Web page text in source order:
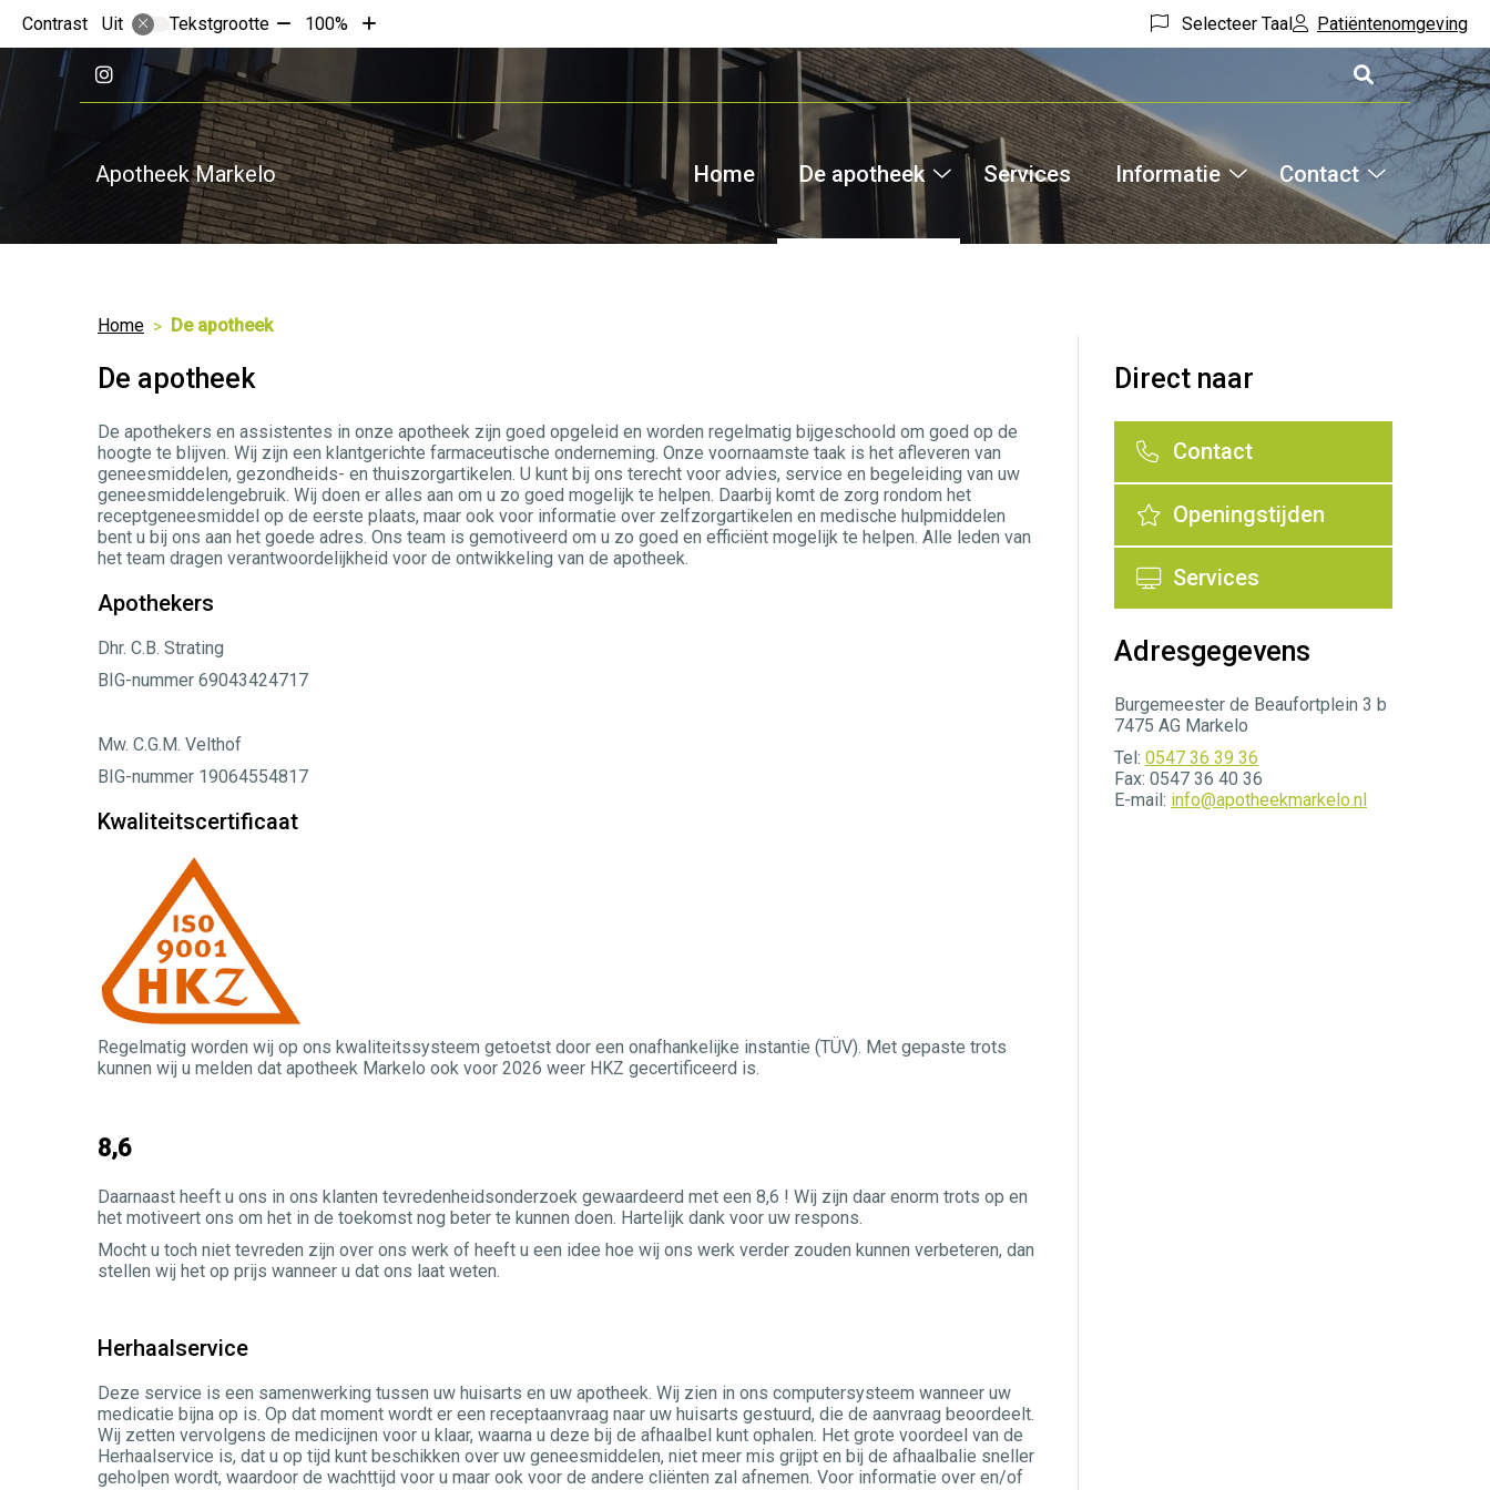
Contrast Uit Tekstgrootte Tekst
verkleinen
met
10%
100%
Tekst
vergroten
Selecteer Taal Patiëntenomgeving
Bezoek
onze
Instagram
Home De apotheek
De
apotheek
Services Informatie
Informatie
submenu
Contact
Contact
submenu
Apotheek Markelo
Home De apotheek
De apotheek
De apothekers en assistentes in onze apotheek zijn goed opgeleid en worden regelmatig bijgeschoold om goed op de
hoogte te blijven. Wij zijn een klantgerichte farmaceutische onderneming. Onze voornaamste taak is het afleveren van
geneesmiddelen, gezondheids- en thuiszorgartikelen. U kunt bij ons terecht voor advies, service en begeleiding van uw
geneesmiddelengebruik. Wij doen er alles aan om u zo goed mogelijk te helpen. Daarbij komt de zorg rondom het
receptgeneesmiddel op de eerste plaats, maar ook voor informatie over zelfzorgartikelen en medische hulpmiddelen
bent u bij ons aan het goede adres. Ons team is gemotiveerd om u zo goed en efficiënt mogelijk te helpen. Alle leden van
het team dragen verantwoordelijkheid voor de ontwikkeling van de apotheek.
Apothekers
Dhr. C.B. Strating
BIG-nummer 69043424717
Mw. C.G.M. Velthof
BIG-nummer 19064554817
Kwaliteitscertificaat
Regelmatig worden wij op ons kwaliteitssysteem getoetst door een onafhankelijke instantie (TÜV). Met gepaste trots
kunnen wij u melden dat apotheek Markelo ook voor 2026 weer HKZ gecertificeerd is.
8,6
Daarnaast heeft u ons in ons klanten tevredenheidsonderzoek gewaardeerd met een 8,6 ! Wij zijn daar enorm trots op en
het motiveert ons om het in de toekomst nog beter te kunnen doen. Hartelijk dank voor uw respons.
Mocht u toch niet tevreden zijn over ons werk of heeft u een idee hoe wij ons werk verder zouden kunnen verbeteren, dan
stellen wij het op prijs wanneer u dat ons laat weten.
Herhaalservice
Deze service is een samenwerking tussen uw huisarts en uw apotheek. Wij zien in ons computersysteem wanneer uw
medicatie bijna op is. Op dat moment wordt er een receptaanvraag naar uw huisarts gestuurd, die de aanvraag beoordeelt.
Wij zetten vervolgens de medicijnen voor u klaar, waarna u deze bij de afhaalbel kunt ophalen. Het grote voordeel van de
Herhaalservice is, dat u op tijd kunt beschikken over uw geneesmiddelen, niet meer mis grijpt en bij de afhaalbalie sneller
geholpen wordt, waardoor de wachttijd voor u maar ook voor de andere cliënten zal afnemen. Voor informatie over en/of
Direct naar
Contact
Openingstijden
Services
Adresgegevens
Burgemeester de Beaufortplein 3 b
7475 AG Markelo
Tel: 0547 36 39 36
Fax: 0547 36 40 36
E-mail: info@apotheekmarkelo.nl